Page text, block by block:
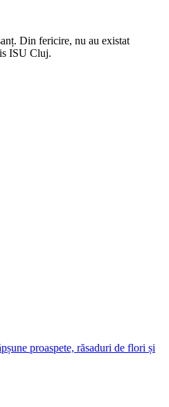
Din fericire, nu au existat
ISU Cluj.
proaspete, răsaduri de flori și